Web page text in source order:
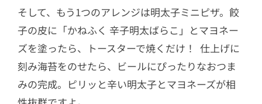
そして、もう1つのアレンジは明太子ミニピザ。餃
子の皮に「かねふく 辛子明太ばらこ」とマヨネー
ズを塗ったら、トースターで焼くだけ！ 仕上げに
刻み海苔をのせたら、ビールにぴったりなおつま
みの完成。ピリッと辛い明太子とマヨネーズが相